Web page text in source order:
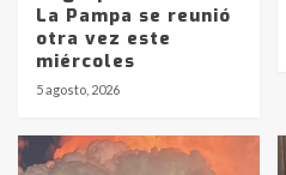
La Pampa se reunió
otra vez este
miércoles
5 agosto, 2026